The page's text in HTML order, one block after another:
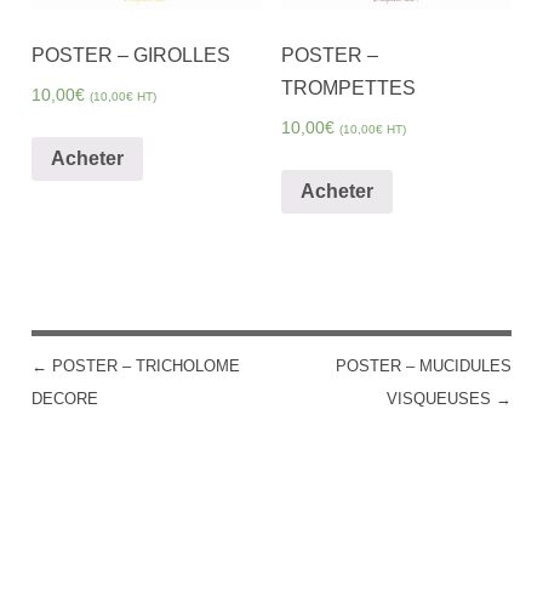
POSTER – GIROLLES
10,00€ (10,00€ HT)
Acheter
POSTER –
TROMPETTES
10,00€ (10,00€HT)
Acheter
POST NAVIGATION
← POSTER – TRICHOLOME
DECORE
POSTER – MUCIDULES
VISQUEUSES →